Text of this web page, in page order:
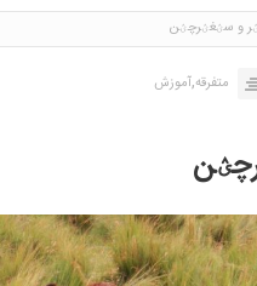
و سؽغؽرچؽن
متفرقه,آموزش